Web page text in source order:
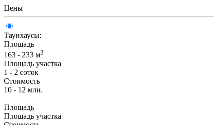
Цены
Таунхаусы:
Площадь
163 - 233 м2
Площадь участка
1 - 2 соток
Стоимость
10 - 12 млн.
Площадь
Площадь участка